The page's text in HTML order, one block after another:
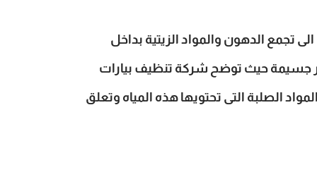
تجمع الدهون والمواد الزيتية بداخل
جسيمة حيث توضح شركة تنظيف بيارات
الصلبة التى تحتويها هذه المياه وتعلق